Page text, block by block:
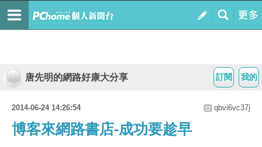
我的
訂閱
唐先明的網路好康大分享
2014-06-24 14:26:54 qbvi6vc37j
博客來網路書店-成功要趁早